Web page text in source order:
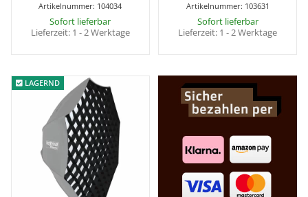
Artikelnummer: 104034
Sofort lieferbar
Lieferzeit: 1 - 2 Werktage
Artikelnummer: 103631
Sofort lieferbar
Lieferzeit: 1 - 2 Werktage
LAGERND
LAGERND